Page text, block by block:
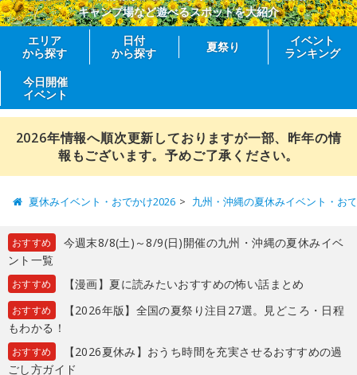
キャンプ場など遊べるスポットを大紹介
エリア
から探す
日付
から探す
夏祭り
イベント
ランキング
今日開催
イベント
2026年情報へ順次更新しておりますが一部、昨年の情
報もございます。予めご了承ください。
夏休みイベント・おでかけ2026 九州・沖縄の夏休みイベント・お
おすすめ
今週末8/8(土)～8/9(日)開催の九州・沖縄の夏休みイベ
ント一覧
おすすめ 【漫画】夏に読みたいおすすめの怖い話まとめ
おすすめ
【2026年版】全国の夏祭り注目27選。見どころ・日程
もわかる！
おすすめ
【2026夏休み】おうち時間を充実させるおすすめの過
ごし方ガイド